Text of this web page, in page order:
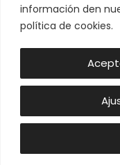
información den
política de cookies.
© Luz & Ambiente
Política de